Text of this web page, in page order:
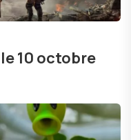
10 octobre